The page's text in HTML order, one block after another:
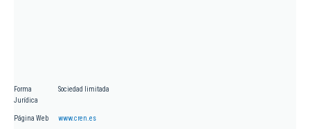
Forma
Jurídica
Sociedad limitada
Página Web www.cren.es